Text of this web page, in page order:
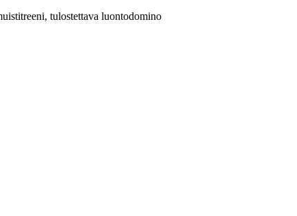
tulostettava luontodomino